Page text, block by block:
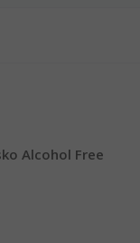
Alcohol Free